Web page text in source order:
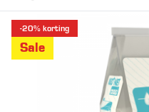
-20% korting
Sale